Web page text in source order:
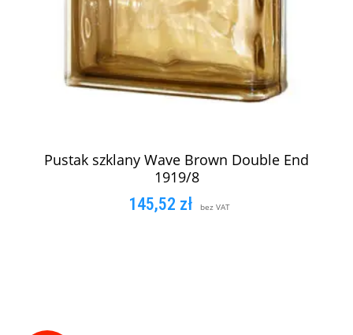
Pustak szklany Wave Brown Double End
1919/8
145,52 zł bez VAT